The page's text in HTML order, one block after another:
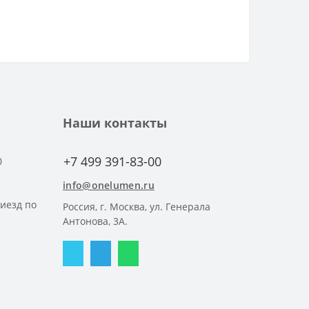
по
Наши контакты
+7 499 391-83-00
info@onelumen.ru
Россия, г. Москва, ул. Генерала
Антонова, 3А.